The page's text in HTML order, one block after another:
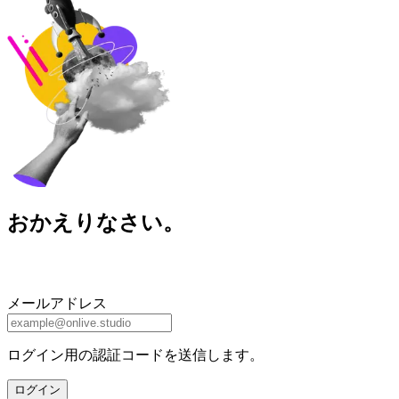
おかえりなさい。
メールアドレス
ログイン用の認証コードを送信します。
ログイン